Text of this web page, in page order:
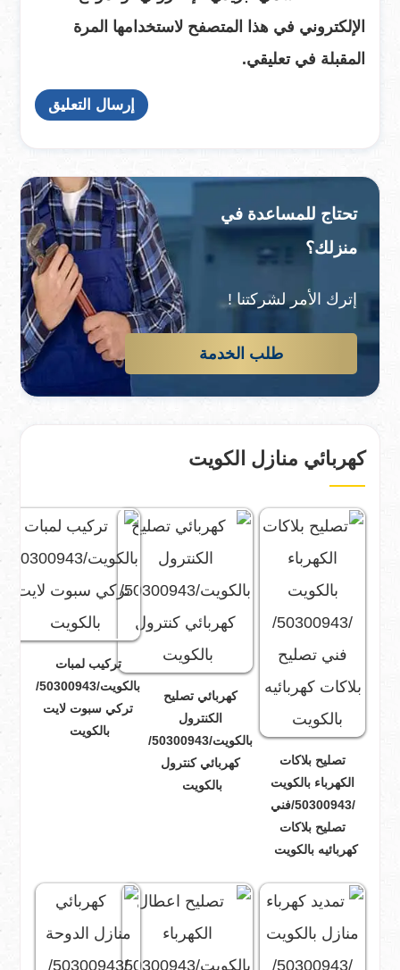
الإلكتروني في هذا المتصفح لاستخدامها المرة
المقبلة في تعليقي.
تحتاج للمساعدة في
منزلك؟
إترك الأمر لشركتنا !
طلب الخدمة
كهربائي منازل الكويت
تصليح بلاكات
الكهرباء بالكويت
/50300943/فني
تصليح بلاكات
كهربائيه بالكويت
كهربائي تصليح
الكنترول
بالكويت/50300943/
كهربائي كنترول
بالكويت
تركيب لمبات
بالكويت/50300943/
تركي سبوت لايت
بالكويت